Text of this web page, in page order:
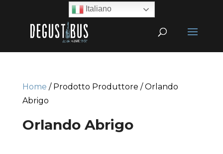
Home / Prodotto Produttore / Orlando
Abrigo
Orlando Abrigo
Italiano